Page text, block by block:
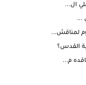
ال...
لمناقش...
القدس؟
م...